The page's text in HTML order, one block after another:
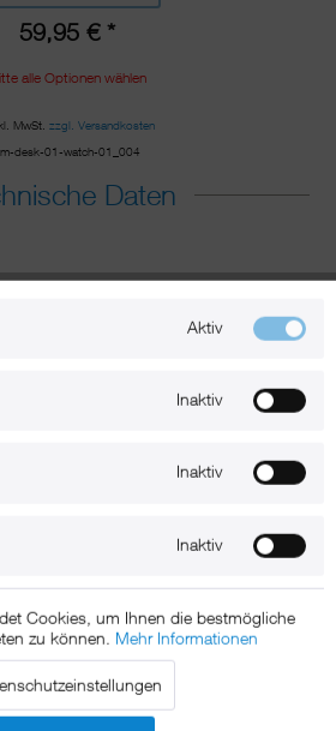
59,95 € *
alle Optionen wählen
MwSt. zzgl. Versandkosten
desk-01-watch-01_004
Daten
Aktiv
Inaktiv
Inaktiv
Inaktiv
Cookies, um Ihnen die bestmögliche
zu können. Mehr Informationen